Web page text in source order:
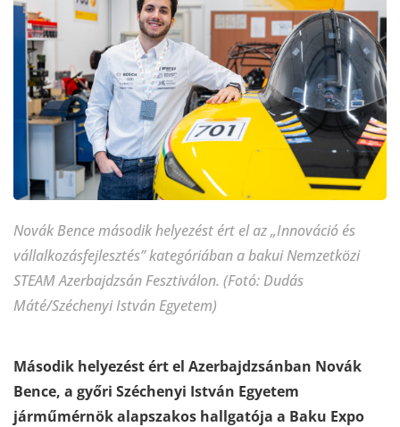
Novák Bence második helyezést ért el az „Innováció és
vállalkozásfejlesztés” kategóriában a bakui Nemzetközi
STEAM Azerbajdzsán Fesztiválon. (Fotó: Dudás
Máté/Széchenyi István Egyetem)
Második helyezést ért el Azerbajdzsánban Novák
Bence, a győri Széchenyi István Egyetem
járműmérnök alapszakos hallgatója a Baku Expo